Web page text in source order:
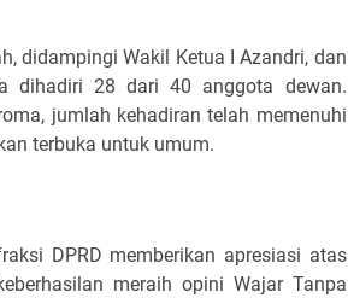
didampingi Wakil Ketua I Azandri, dan
dihadiri 28 dari 40 anggota dewan.
jumlah kehadiran telah memenuhi
terbuka untuk umum.
DPRD memberikan apresiasi atas
meraih opini Wajar Tanpa